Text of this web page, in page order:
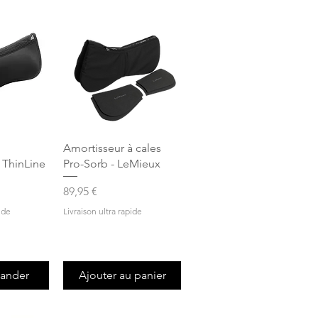
Aperçu rapide
Amortisseur à cales
Pro-Sorb - LeMieux
Prix
89,95 €
Livraison ultra rapide
Ajouter au panier